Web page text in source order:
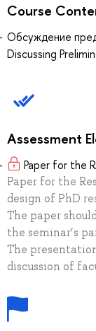
Course
Обсуждение
Discussing
Assessment
Paper for the
Paper for the
design of PhD
The paper
the seminar’s
The
discussion of